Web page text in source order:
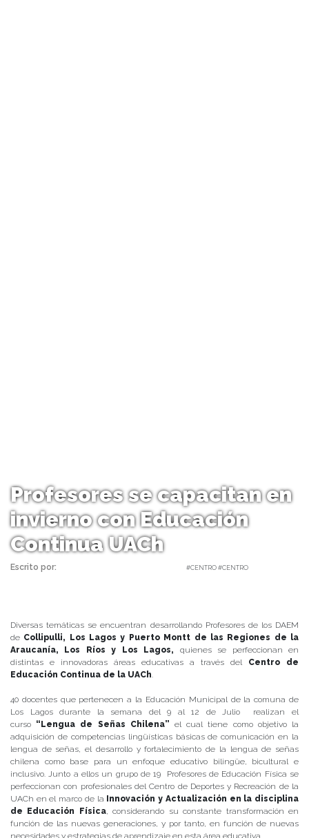
Profesores se capacitan en
invierno con Educación
Continua UACh
Escrito por: #CENTRO #CENTRO
Diversas temáticas se encuentran desarrollando Profesores de los DAEM
de Collipulli, Los Lagos y Puerto Montt de las Regiones de la
Araucanía, Los Ríos y Los Lagos, quienes se perfeccionan en
distintas e innovadoras áreas educativas a través del Centro de
Educación Continua de la UACh.
40 docentes que pertenecen a la Educación Municipal de la comuna de
Los Lagos durante la semana del 9 al 12 de Julio realizan el
curso “Lengua de Señas Chilena” el cual tiene como objetivo la
adquisición de competencias lingüísticas básicas de comunicación en la
lengua de señas, el desarrollo y fortalecimiento de la lengua de señas
chilena como base para un enfoque educativo bilingüe, bicultural e
inclusivo. Junto a ellos un grupo de 19 Profesores de Educación Física se
perfeccionan con profesionales del Centro de Deportes y Recreación de la
UACh en el marco de la Innovación y Actualización en la disciplina
de Educación Física, considerando su constante transformación en
función de las nuevas generaciones, y por tanto, en función de nuevas
necesidades y estrategias de aprendizaje en esta área educativa.